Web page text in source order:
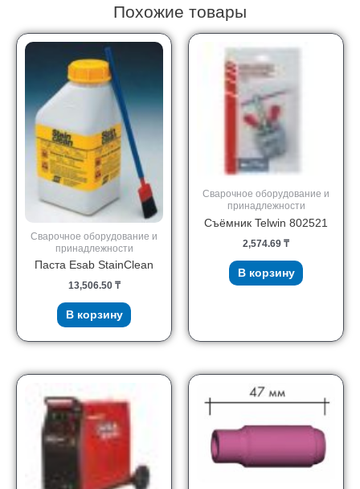
Похожие товары
Сварочное оборудование и
принадлежности
Паста Esab StainClean
13,506.50 ₸
В корзину
Сварочное оборудование и
принадлежности
Съёмник Telwin 802521
2,574.69 ₸
В корзину